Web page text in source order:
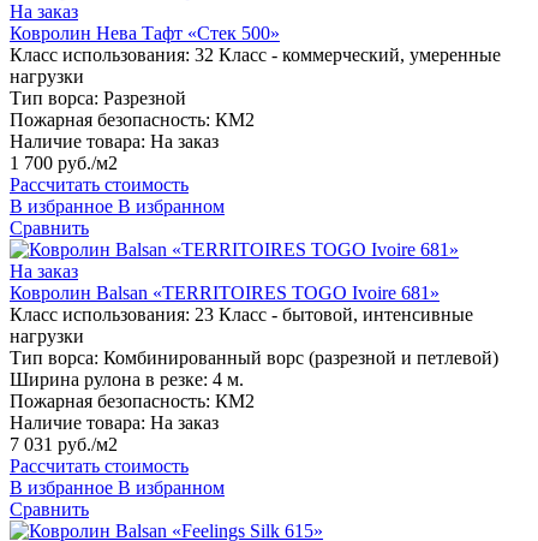
На заказ
Ковролин Нева Тафт «Стек 500»
Класс использования: 32 Класс - коммерческий, умеренные
нагрузки
Тип ворса: Разрезной
Пожарная безопасность: КМ2
Наличие товара: На заказ
1 700 руб./м2
Рассчитать стоимость
В избранное В избранном
Сравнить
На заказ
Ковролин Balsan «TERRITOIRES TOGO Ivoire 681»
Класс использования: 23 Класс - бытовой, интенсивные
нагрузки
Тип ворса: Комбинированный ворс (разрезной и петлевой)
Ширина рулона в резке: 4 м.
Пожарная безопасность: КМ2
Наличие товара: На заказ
7 031 руб./м2
Рассчитать стоимость
В избранное В избранном
Сравнить